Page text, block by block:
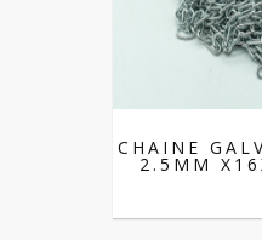
CHAINE
2.5MM